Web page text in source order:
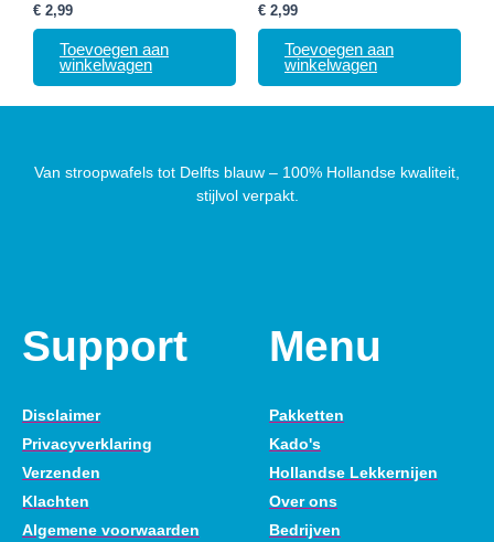
€ 2,99
Toevoegen aan
winkelwagen
€ 2,99
Toevoegen aan
winkelwagen
Van stroopwafels tot Delfts blauw – 100% Hollandse kwaliteit,
stijlvol verpakt.
Support
Disclaimer
Privacyverklaring
Verzenden
Klachten
Algemene voorwaarden
Menu
Pakketten
Kado's
Hollandse Lekkernijen
Over ons
Bedrijven